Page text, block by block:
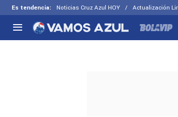
Es tendencia: Noticias Cruz Azul HOY Actualización